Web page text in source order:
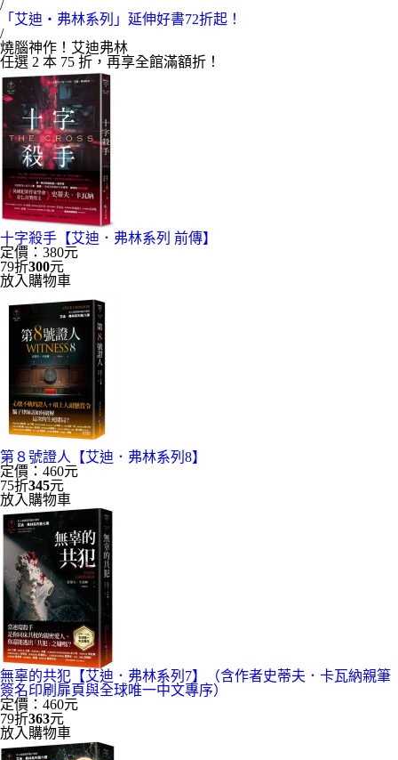
/
「艾迪‧弗林系列」延伸好書72折起！
/
燒腦神作！艾迪弗林
任選 2 本 75 折，再享全館滿額折！
十字殺手【艾迪．弗林系列 前傳】
定價：380元
79折300元
放入購物車
第８號證人【艾迪．弗林系列8】
定價：460元
75折345元
放入購物車
無辜的共犯【艾迪．弗林系列7】（含作者史蒂夫．卡瓦納親筆
簽名印刷扉頁與全球唯一中文專序）
定價：460元
79折363元
放入購物車